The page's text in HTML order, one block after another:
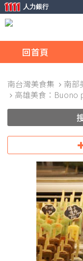
人力銀行
回首頁
南台灣美食集
南部
高雄美食：Buono